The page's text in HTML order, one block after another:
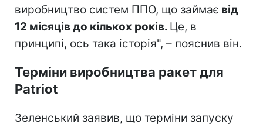
виробництво систем ППО, що займає від
12 місяців до кількох років. Це, в
принципі, ось така історія", – пояснив він.
Терміни виробництва ракет для
Patriot
Зеленський заявив, що терміни запуску